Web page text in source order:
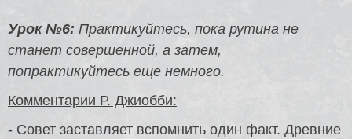
Урок №6: Практикуйтесь, пока рутина не
станет совершенной, а затем,
попрактикуйтесь еще немного.
Комментарии Р. Джиобби:
- Совет заставляет вспомнить один факт. Древние